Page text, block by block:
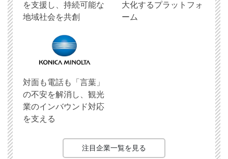
を支援し、持続可能な
地域社会を共創
大化するプラットフォ
ーム
対面も電話も「言葉」
の不安を解消し、観光
業のインバウンド対応
を支える
注目企業一覧を見る